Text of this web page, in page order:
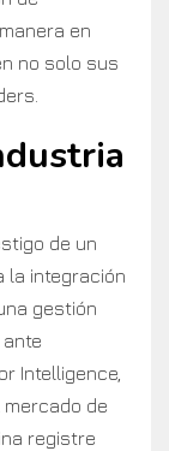
en
no solo sus
de un
la integración
gestión
Intelligence,
de
registre